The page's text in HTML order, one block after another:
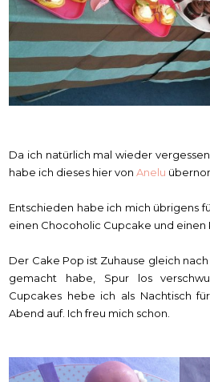
Da ich natürlich mal wieder
habe ich dieses hier vonAnelu
Entschieden habe ich mich übrigens
einen Chocoholic Cupcake und einen
Der Cake Pop ist Zuhause gleich
gemacht habe, Spur los
Cupcakes hebe ich als Nachtisch
Abend auf. Ich freu mich schon.